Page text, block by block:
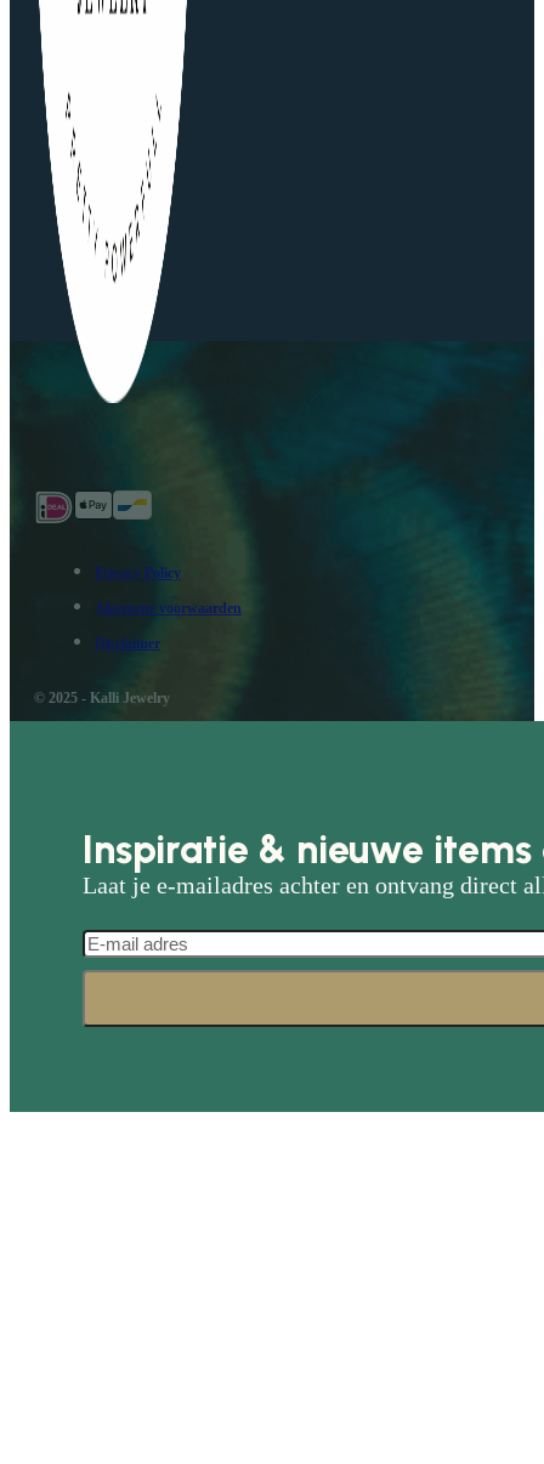
Privacy Policy
Algemene voorwaarden
Disclaimer
© 2025 - Kalli Jewelry
Inspiratie & nieuwe
Laat je e-mailadres achter en ontvang direct